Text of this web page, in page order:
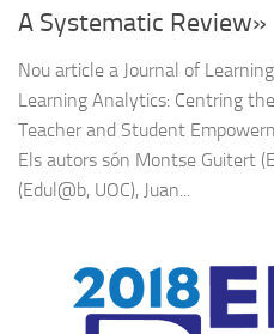
A Systematic Review»
Nou article a Journal of
Learning Analytics: Centring
Teacher and Student
Els autors són Montse Guitert
(Edul@b, UOC), Juan...